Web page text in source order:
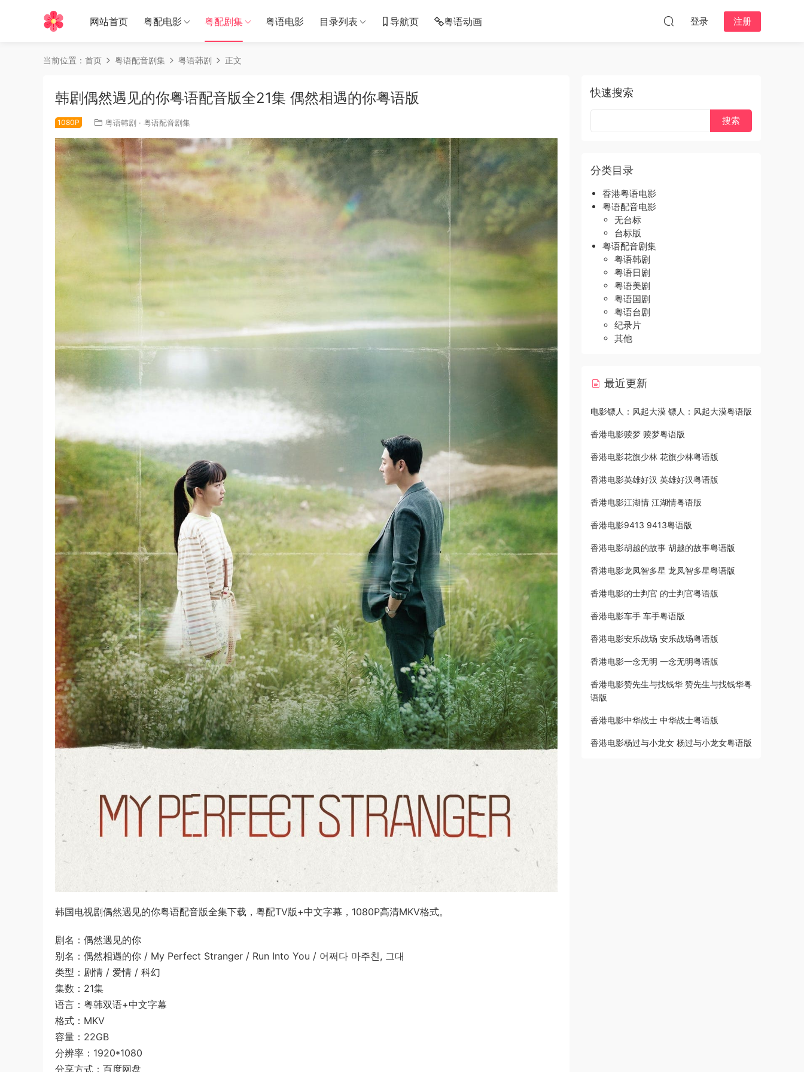
网站首页 粤配电影 粤配剧集 粤语电影 目录列表 导航页 粤语动画 登录 注册
当前位置： 首页 粤语配音剧集 粤语韩剧 正文
韩剧偶然遇见的你粤语配音版全21集 偶然相遇的你粤语版
1080P 粤语韩剧 · 粤语配音剧集
韩国电视剧偶然遇见的你粤语配音版全集下载，粤配TV版+中文字幕，1080P高清MKV格式。
剧名：偶然遇见的你
别名：偶然相遇的你 / My Perfect Stranger / Run Into You / 어쩌다 마주친, 그대
类型：剧情 / 爱情 / 科幻
集数：21集
语言：粤韩双语+中文字幕
格式：MKV
容量：22GB
分辨率：1920*1080
分享方式：百度网盘
快速搜索
分类目录
香港粤语电影
粤语配音电影
无台标
台标版
粤语配音剧集
粤语韩剧
粤语日剧
粤语美剧
粤语国剧
粤语台剧
纪录片
其他
最近更新
电影镖人：风起大漠 镖人：风起大漠粤语版
香港电影赎梦 赎梦粤语版
香港电影花旗少林 花旗少林粤语版
香港电影英雄好汉 英雄好汉粤语版
香港电影江湖情 江湖情粤语版
香港电影9413 9413粤语版
香港电影胡越的故事 胡越的故事粤语版
香港电影龙凤智多星 龙凤智多星粤语版
香港电影的士判官 的士判官粤语版
香港电影车手 车手粤语版
香港电影安乐战场 安乐战场粤语版
香港电影一念无明 一念无明粤语版
香港电影赞先生与找钱华 赞先生与找钱华粤
语版
香港电影中华战士 中华战士粤语版
香港电影杨过与小龙女 杨过与小龙女粤语版